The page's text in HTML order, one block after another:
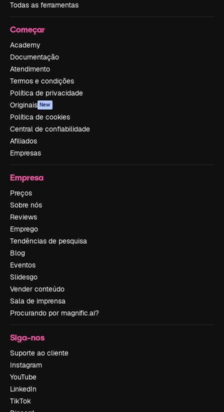
Todas as ferramentas
Começar
Academy
Documentação
Atendimento
Termos e condições
Política de privacidade
Originais New
Política de cookies
Central de confiabilidade
Afiliados
Empresas
Empresa
Preços
Sobre nós
Reviews
Emprego
Tendências de pesquisa
Blog
Eventos
Slidesgo
Vender conteúdo
Sala de imprensa
Procurando por magnific.ai?
Siga-nos
Suporte ao cliente
Instagram
YouTube
LinkedIn
TikTok